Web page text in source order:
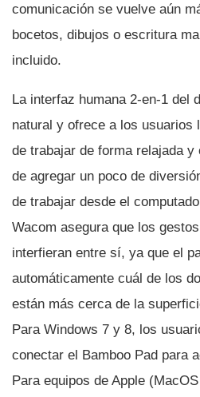
comunicación se vuelve aún
bocetos, dibujos o escritura
incluido.
La interfaz humana 2-en-1 del
natural y ofrece a los usuarios
de trabajar de forma relajada y
de agregar un poco de
de trabajar desde el
Wacom asegura que los
interfieran entre sí­, ya que el
automáticamente cuál de los
están más cerca de la
Para Windows 7 y 8, los
conectar el Bamboo Pad para
Para equipos de Apple